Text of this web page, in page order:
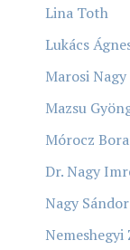
Lina Toth
Lukács
Marosi Nagy
Mazsu
Mórocz Bora
Dr. Nagy
Nagy Sándor